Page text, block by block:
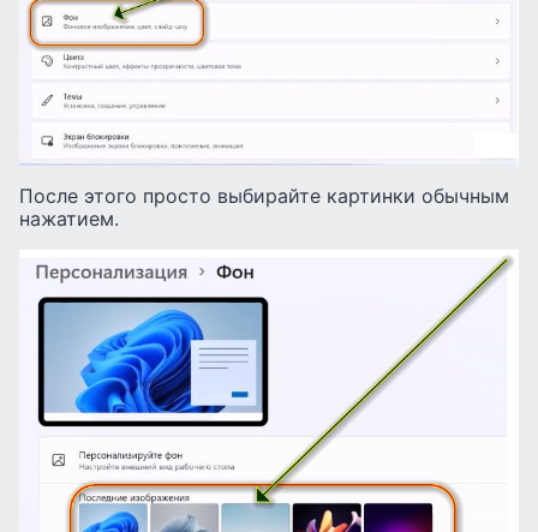
После этого просто выбирайте картинки обычным
нажатием.